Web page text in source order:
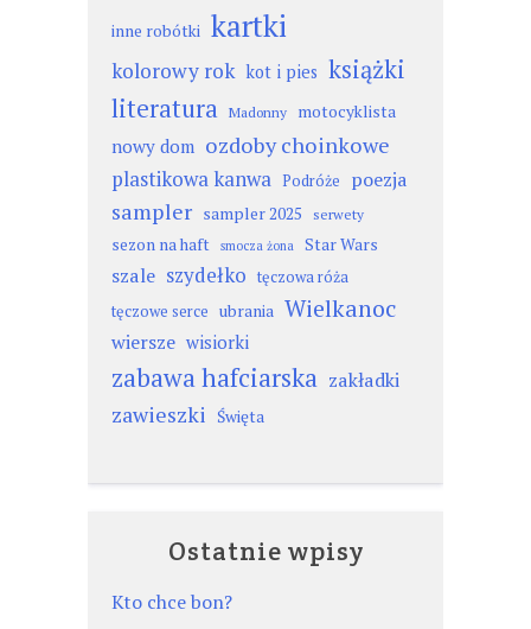
inne robótki kartki
kolorowy rok kot i pies książki
literatura Madonny motocyklista
nowy dom ozdoby choinkowe
plastikowa kanwa Podróże poezja
sampler sampler 2025 serwety
sezon na haft smocza żona Star Wars
szale szydełko tęczowa róża
tęczowe serce ubrania Wielkanoc
wiersze wisiorki
zabawa hafciarska zakładki
zawieszki Święta
Ostatnie wpisy
Kto chce bon?